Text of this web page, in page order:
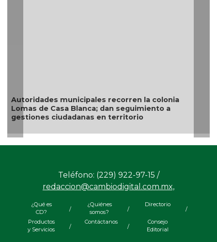
Autoridades municipales recorren la colonia
Lomas de Casa Blanca; dan seguimiento a
gestiones ciudadanas en territorio
Teléfono: (229) 922-97-15 /
redaccion@cambiodigital.com.mx,
¿Qué es
CD?
/
¿Quiénes
somos?
/
Directorio
/
Productos
y Servicios
/
Contáctanos
/
Consejo
Editorial